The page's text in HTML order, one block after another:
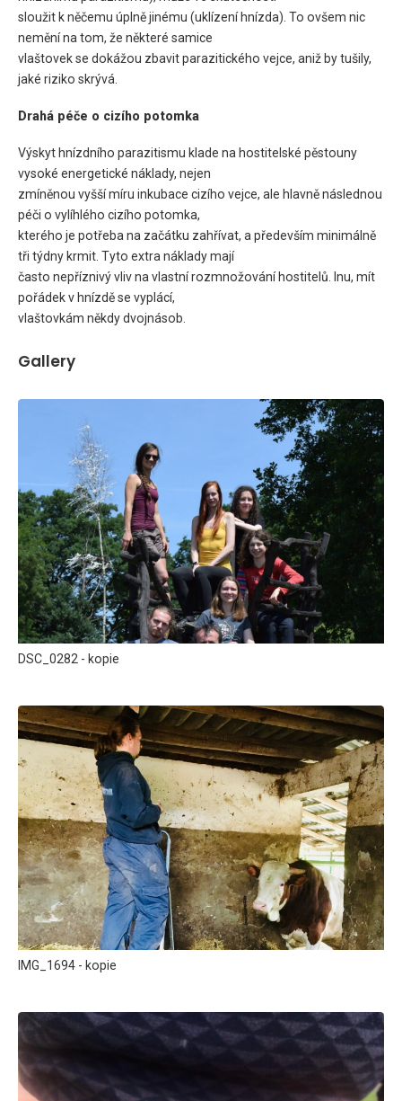
sloužit k něčemu úplně jinému (uklízení hnízda). To ovšem nic
nemění na tom, že některé samice
vlaštovek se dokážou zbavit parazitického vejce, aniž by tušily,
jaké riziko skrývá.
Drahá péče o cizího potomka
Výskyt hnízdního parazitismu klade na hostitelské pěstouny
vysoké energetické náklady, nejen
zmíněnou vyšší míru inkubace cizího vejce, ale hlavně následnou
péči o vylíhlého cizího potomka,
kterého je potřeba na začátku zahřívat, a především minimálně
tři týdny krmit. Tyto extra náklady mají
často nepříznivý vliv na vlastní rozmnožování hostitelů. Inu, mít
pořádek v hnízdě se vyplácí,
vlaštovkám někdy dvojnásob.
Gallery
DSC_0282 - kopie
IMG_1694 - kopie